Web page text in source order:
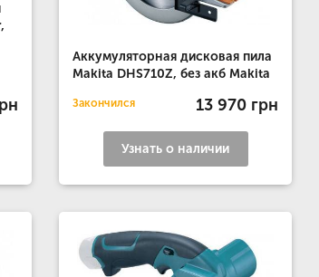
Аккумуляторная дисковая пила
Makita DHS710Z, без акб Makita
Закончился 13 970 грн
Узнать о наличии